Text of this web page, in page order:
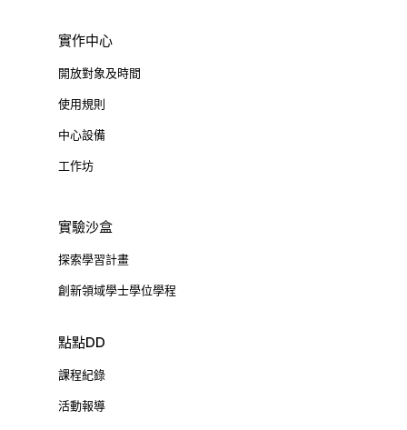
實作中心
開放對象及時間
使用規則
中心設備
工作坊
實驗沙盒
探索學習計畫
創新領域學士學位學程
點點DD
課程紀錄
活動報導